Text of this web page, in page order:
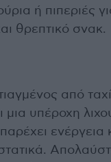
ή πιπεριές
θρεπτικό σνακ.
από
μια υπέροχη
ενέργεια